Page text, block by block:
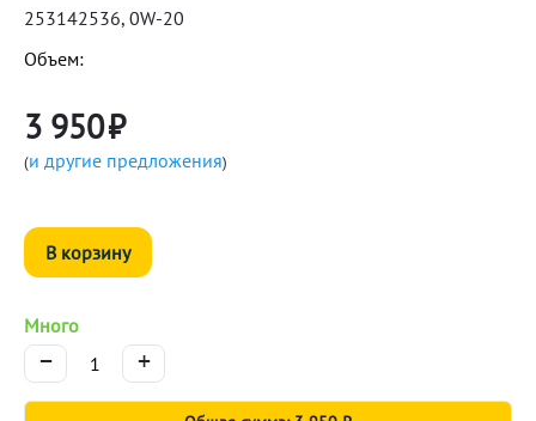
253142536, 0W-20
Объем:
3 950₽
(и другие предложения)
В корзину
Много
+
−